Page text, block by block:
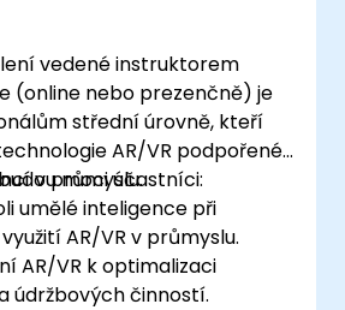
vedené instruktorem
(online nebo prezenčně) je
střední úrovně, kteří
AR/VR podpořené
v průmyslu.
moci účastníci:
umělé inteligence při
AR/VR v průmyslu.
AR/VR k optimalizaci
údržbových činností.